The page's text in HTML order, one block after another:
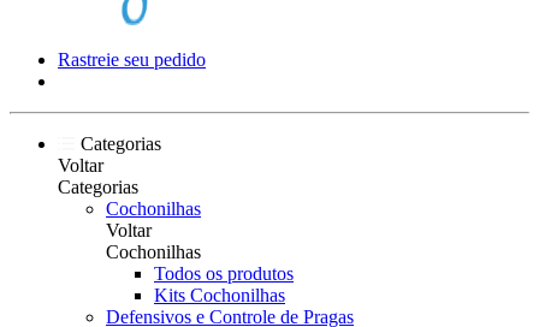
Rastreie seu pedido
Categorias
Voltar
Categorias
Cochonilhas
Voltar
Cochonilhas
Todos os produtos
Kits Cochonilhas
Defensivos e Controle de Pragas